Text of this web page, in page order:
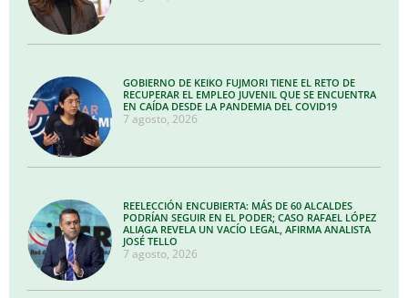
GOBIERNO DE KEIKO FUJMORI TIENE EL RETO DE
RECUPERAR EL EMPLEO JUVENIL QUE SE ENCUENTRA
EN CAÍDA DESDE LA PANDEMIA DEL COVID19
7 agosto, 2026
REELECCIÓN ENCUBIERTA: MÁS DE 60 ALCALDES
PODRÍAN SEGUIR EN EL PODER; CASO RAFAEL LÓPEZ
ALIAGA REVELA UN VACÍO LEGAL, AFIRMA ANALISTA
JOSÉ TELLO
7 agosto, 2026